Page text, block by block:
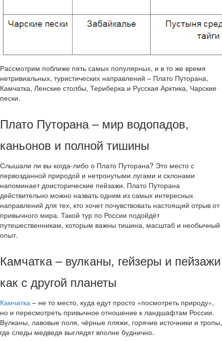
Рассмотрим поближе пять самых популярных, и в то же время
нетривиальных, туристических направлений – Плато Путорана,
Камчатка, Ленские столбы, Териберка и Русская Арктика, Чарские
пески.
Плато Путорана – мир водопадов,
каньонов и полной тишины
Слышали ли вы когда-либо о Плато Путорана? Это место с
первозданной природой и нетронутыми лугами и склонами
напоминает доисторические пейзажи. Плато Путорана
действительно можно назвать одним из самых интересных
направлений для тех, кто хочет почувствовать настоящий отрыв от
привычного мира. Такой тур по России подойдёт
путешественникам, которым важны тишина, масштаб и необычный
опыт.
Камчатка – вулканы, гейзеры и пейзажи
как с другой планеты
Камчатка – не то место, куда едут просто «посмотреть природу»,
но и пересмотреть привычное отношение к ландшафтам России.
Вулканы, лавовые поля, чёрные пляжи, горячие источники и тропы,
где следы медведя выглядят вполне буднично.